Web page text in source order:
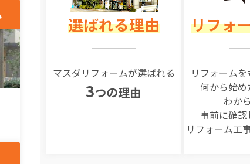
選ばれる理由
マスダリフォームが選ばれる
3つの理由
リフォ
リフォームを
何から始
わか
事前に確認
リフォーム工